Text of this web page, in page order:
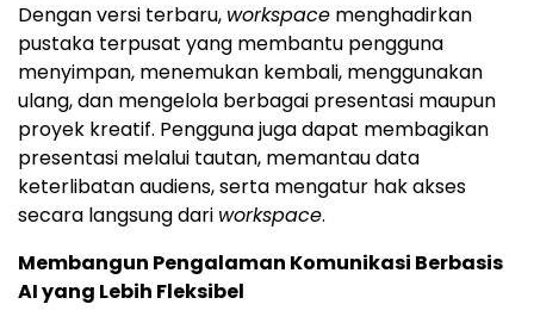
Dengan versi terbaru, workspace menghadirkan
pustaka terpusat yang membantu pengguna
menyimpan, menemukan kembali, menggunakan
ulang, dan mengelola berbagai presentasi maupun
proyek kreatif. Pengguna juga dapat membagikan
presentasi melalui tautan, memantau data
keterlibatan audiens, serta mengatur hak akses
secara langsung dari workspace.
Membangun Pengalaman Komunikasi Berbasis
AI yang Lebih Fleksibel